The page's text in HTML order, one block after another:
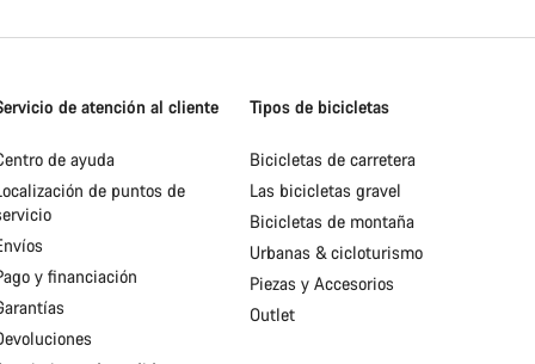
de atención al cliente
de ayuda
de puntos de
y financiación
Tipos de bicicletas
Bicicletas de carretera
Las bicicletas gravel
Bicicletas de montaña
Urbanas & cicloturismo
Piezas y Accesorios
Outlet